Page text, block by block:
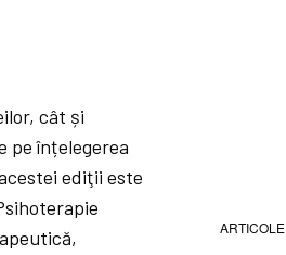
cât și
pe înțelegerea
ediţii este
ARTICOLE